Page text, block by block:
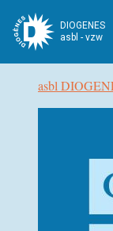
DIOGENES
asbl - vzw
Broodkruimel
asbl